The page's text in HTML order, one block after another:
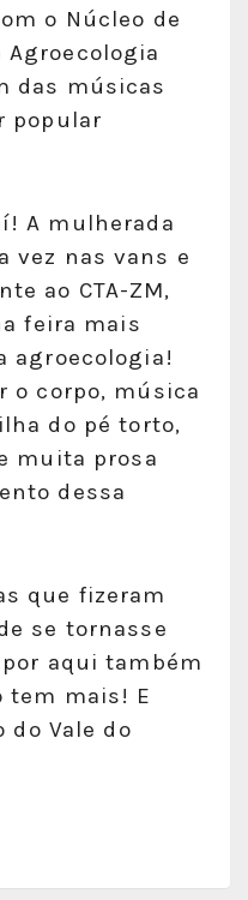
o Núcleo de
Agroecologia
das músicas
popular
A mulherada
vez nas vans e
ao CTA-ZM,
feira mais
agroecologia!
o corpo, música
do pé torto,
muita prosa
dessa
que fizeram
se tornasse
aqui também
tem mais! E
Vale do